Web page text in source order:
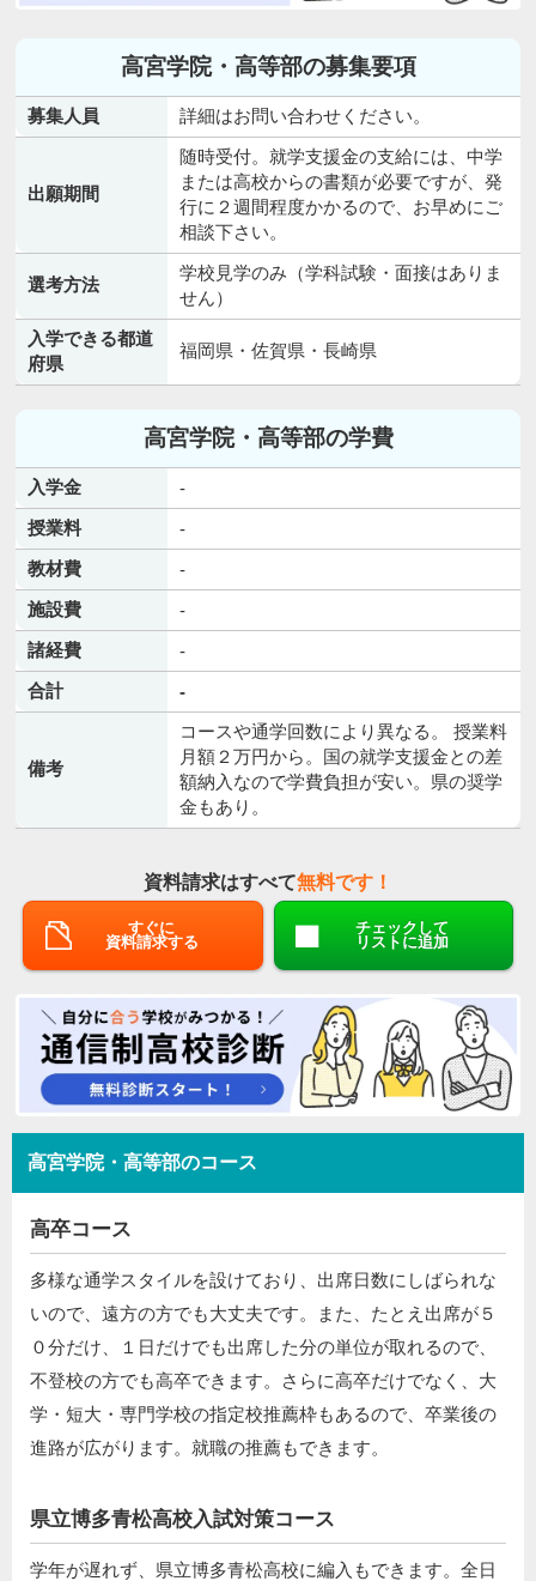
高宮学院・高等部の募集要項
募集人員 詳細はお問い合わせください。
出願期間
随時受付。就学支援金の支給には、中学
または高校からの書類が必要ですが、発
行に２週間程度かかるので、お早めにご
相談下さい。
選考方法
学校見学のみ（学科試験・面接はありま
せん）
入学できる都道
府県
福岡県・佐賀県・長崎県
高宮学院・高等部の学費
入学金
-
授業料
-
教材費
-
施設費
-
諸経費
-
合計
-
備考
コースや通学回数により異なる。 授業料
月額２万円から。国の就学支援金との差
額納入なので学費負担が安い。県の奨学
金もあり。
資料請求はすべて無料です！
すぐに
資料請求する
チェックして
リストに追加
高宮学院・高等部のコース
高卒コース
多様な通学スタイルを設けており、出席日数にしばられな
いので、遠方の方でも大丈夫です。また、たとえ出席が５
０分だけ、１日だけでも出席した分の単位が取れるので、
不登校の方でも高卒できます。さらに高卒だけでなく、大
学・短大・専門学校の指定校推薦枠もあるので、卒業後の
進路が広がります。就職の推薦もできます。
県立博多青松高校入試対策コース
学年が遅れず、県立博多青松高校に編入もできます。全日